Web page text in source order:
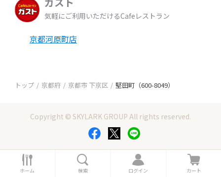
気軽にご利用いただけるCafeレストラン
京都河原町店
トップ 京都府 京都市 下京区 堅田町（600-8049）
Copyright © SKYLARK GROUP All rights reserved.
ホ
ー
ホーム 索
検索
ロ
グ
ログイン
カ
ー
カート